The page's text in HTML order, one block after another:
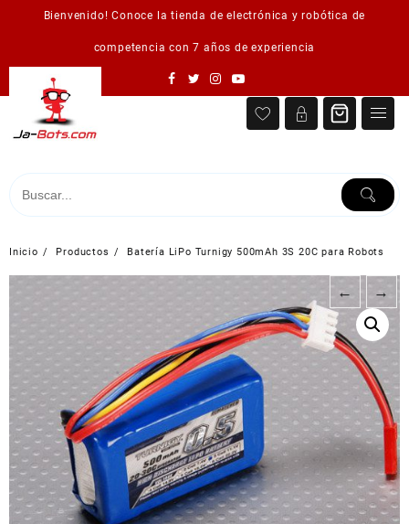
Bienvenido! Conoce la tienda de electrónica y robótica de
competencia con 7 años de experiencia
Inicio Productos Batería LiPo Turnigy 500mAh 3S 20C para Robots
← →